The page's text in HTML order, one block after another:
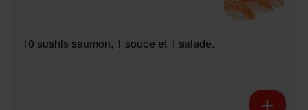
10 sushis saumon, 1 soupe et 1 salade.